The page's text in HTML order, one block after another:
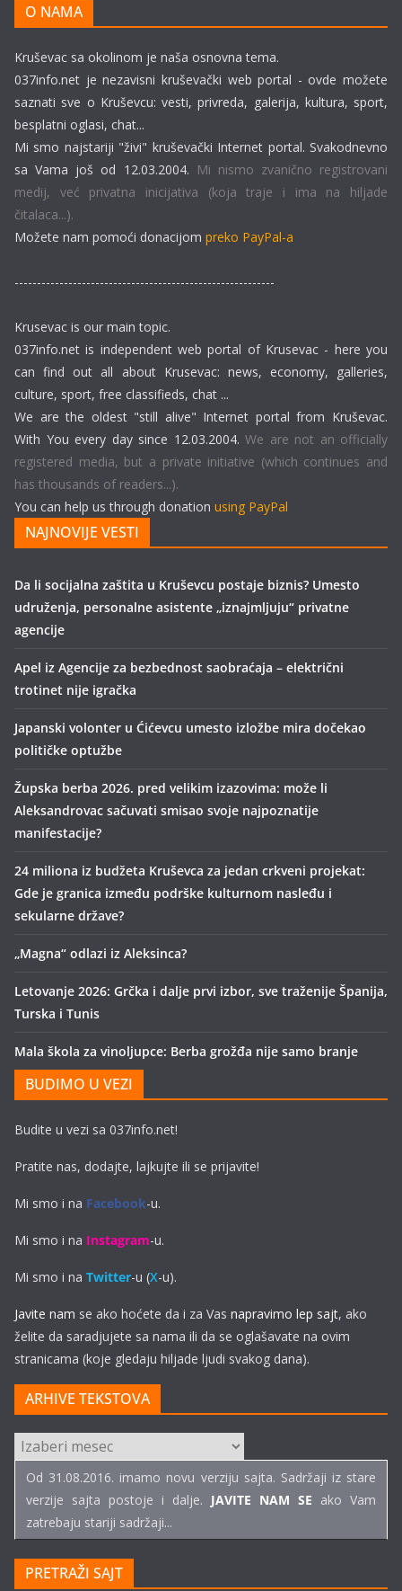
O NAMA
Kruševac sa okolinom je naša osnovna tema.
037info.net je nezavisni kruševački web portal - ovde možete
saznati sve o Kruševcu: vesti, privreda, galerija, kultura, sport,
besplatni oglasi, chat...
Mi smo najstariji "živi" kruševački Internet portal. Svakodnevno
sa Vama još od 12.03.2004. Mi nismo zvanično registrovani
medij, već privatna inicijativa (koja traje i ima na hiljade
čitalaca...).
Možete nam pomoći donacijom preko PayPal-a
----------------------------------------------------------
Krusevac is our main topic.
037info.net is independent web portal of Krusevac - here you
can find out all about Krusevac: news, economy, galleries,
culture, sport, free classifieds, chat ...
We are the oldest "still alive" Internet portal from Kruševac.
With You every day since 12.03.2004. We are not an officially
registered media, but a private initiative (which continues and
has thousands of readers...).
You can help us through donation using PayPal
NAJNOVIJE VESTI
Da li socijalna zaštita u Kruševcu postaje biznis? Umesto
udruženja, personalne asistente „iznajmljuju“ privatne
agencije
Apel iz Agencije za bezbednost saobraćaja – električni
trotinet nije igračka
Japanski volonter u Ćićevcu umesto izložbe mira dočekao
političke optužbe
Župska berba 2026. pred velikim izazovima: može li
Aleksandrovac sačuvati smisao svoje najpoznatije
manifestacije?
24 miliona iz budžeta Kruševca za jedan crkveni projekat:
Gde je granica između podrške kulturnom nasleđu i
sekularne države?
„Magna“ odlazi iz Aleksinca?
Letovanje 2026: Grčka i dalje prvi izbor, sve traženije Španija,
Turska i Tunis
Mala škola za vinoljupce: Berba grožđa nije samo branje
BUDIMO U VEZI
Budite u vezi sa 037info.net!
Pratite nas, dodajte, lajkujte ili se prijavite!
Mi smo i na Facebook-u.
Mi smo i na Instagram-u.
Mi smo i na Twitter-u (X-u).
Javite nam se ako hoćete da i za Vas napravimo lep sajt, ako
želite da saradjujete sa nama ili da se oglašavate na ovim
stranicama (koje gledaju hiljade ljudi svakog dana).
ARHIVE TEKSTOVA
ARHIVE
TEKSTOVA
Od 31.08.2016. imamo novu verziju sajta. Sadržaji iz stare
verzije sajta postoje i dalje. JAVITE NAM SE ako Vam
zatrebaju stariji sadržaji...
PRETRAŽI SAJT